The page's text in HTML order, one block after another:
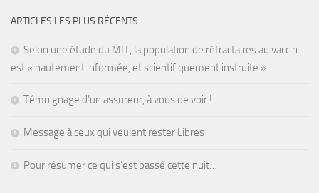
ARTICLES LES PLUS RÉCENTS
Selon une étude du MIT, la population de réfractaires au vaccin
est « hautement informée, et scientifiquement instruite »
Témoignage d’un assureur, à vous de voir !
Message à ceux qui veulent rester Libres
Pour résumer ce qui s’est passé cette nuit…